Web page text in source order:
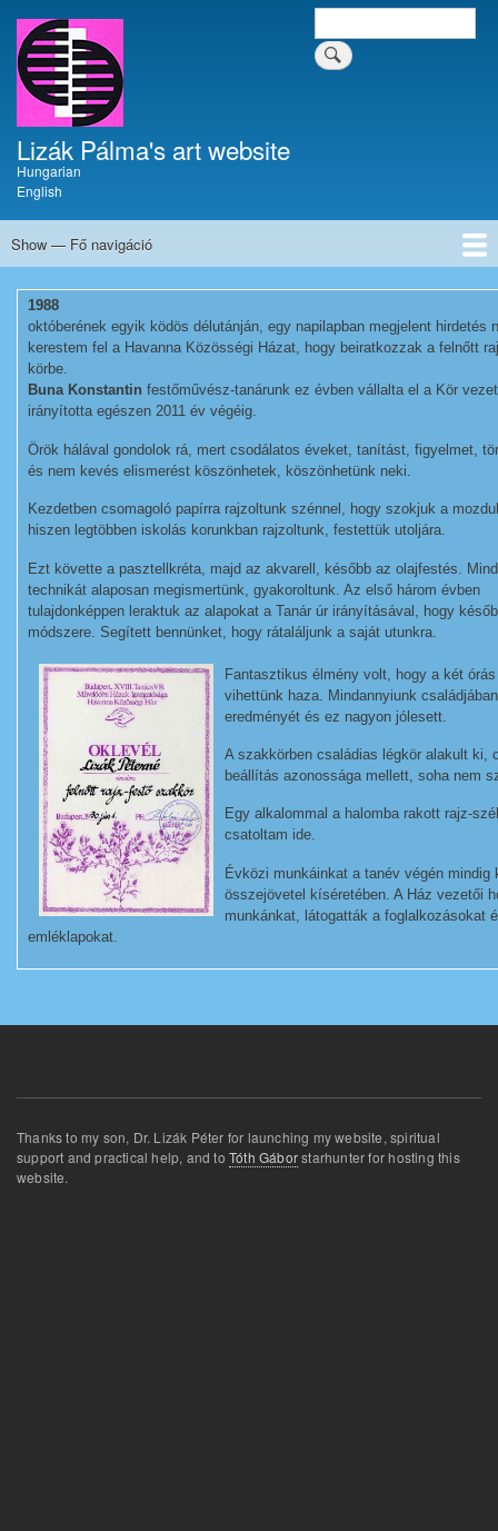
Keresés a tartalomban
Search
Lizák Pálma's art website
Hungarian
English
Fő
Show — Fő navigáció
Home
Krónika
Művészi pályafutás
Paintings
Enamels
Writings
Dokumentumok
Guestbook
1988
októberének egyik ködös délutánján, egy napilapban megjelent hirdetés
kerestem fel a Havanna Közösségi Házat, hogy beiratkozzak a felnőtt
körbe.
Buna Konstantin festőművész-tanárunk ez évben vállalta el a Kör
irányította egészen 2011 év végéig.
Örök hálával gondolok rá, mert csodálatos éveket, tanítást, figyelmet,
és nem kevés elismerést köszönhetek, köszönhetünk neki.
Kezdetben csomagoló papírra rajzoltunk szénnel, hogy szokjuk a
hiszen legtöbben iskolás korunkban rajzoltunk, festettük utoljára.
Ezt követte a pasztellkréta, majd az akvarell, később az olajfestés.
technikát alaposan megismertünk, gyakoroltunk. Az első három évben
tulajdonképpen leraktuk az alapokat a Tanár úr irányításával, hogy
módszere. Segített bennünket, hogy rátaláljunk a saját utunkra.
Fantasztikus élmény volt, hogy a két
vihettünk haza. Mindannyiunk
eredményét és ez nagyon jólesett.
A szakkörben családias légkör alakult ki,
beállítás azonossága mellett, soha nem
Egy alkalommal a halomba rakott rajz-
csatoltam ide.
Évközi munkáinkat a tanév végén
összejövetel kíséretében. A Ház vezetői
munkánkat, látogatták a foglalkozásokat
emléklapokat.
Thanks to my son, Dr. Lizák Péter for launching my website, spiritual
support and practical help, and toTóth Gáborstarhunter for hosting this
website.